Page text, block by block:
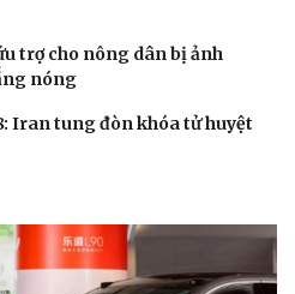
trợ cho nông dân bị ảnh
nóng
Iran tung đòn khóa tử huyệt